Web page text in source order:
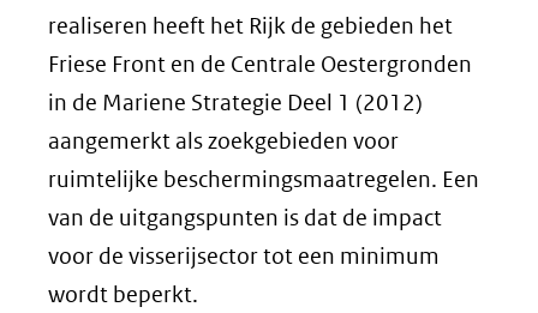
realiseren heeft het Rijk de gebieden het
Friese Front en de Centrale Oestergronden
in de Mariene Strategie Deel 1 (2012)
aangemerkt als zoekgebieden voor
ruimtelijke beschermingsmaatregelen. Een
van de uitgangspunten is dat de impact
voor de visserijsector tot een minimum
wordt beperkt.